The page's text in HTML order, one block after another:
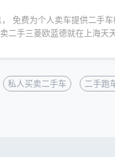
免费为个人卖车提供二手车
二手三菱欧蓝德就在上海天天
私人买卖二手车 二手跑